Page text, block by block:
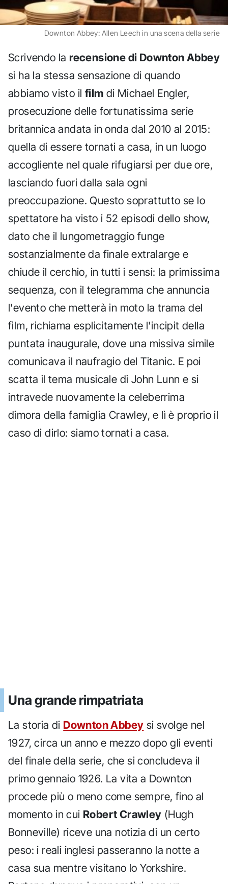
Downton Abbey: Allen Leech in una scena della serie
Scrivendo la recensione di Downton Abbey
si ha la stessa sensazione di quando
abbiamo visto il film di Michael Engler,
prosecuzione delle fortunatissima serie
britannica andata in onda dal 2010 al 2015:
quella di essere tornati a casa, in un luogo
accogliente nel quale rifugiarsi per due ore,
lasciando fuori dalla sala ogni
preoccupazione. Questo soprattutto se lo
spettatore ha visto i 52 episodi dello show,
dato che il lungometraggio funge
sostanzialmente da finale extralarge e
chiude il cerchio, in tutti i sensi: la primissima
sequenza, con il telegramma che annuncia
l'evento che metterà in moto la trama del
film, richiama esplicitamente l'incipit della
puntata inaugurale, dove una missiva simile
comunicava il naufragio del Titanic. E poi
scatta il tema musicale di John Lunn e si
intravede nuovamente la celeberrima
dimora della famiglia Crawley, e lì è proprio il
caso di dirlo: siamo tornati a casa.
Una grande rimpatriata
La storia di Downton Abbey si svolge nel
1927, circa un anno e mezzo dopo gli eventi
del finale della serie, che si concludeva il
primo gennaio 1926. La vita a Downton
procede più o meno come sempre, fino al
momento in cui Robert Crawley (Hugh
Bonneville) riceve una notizia di un certo
peso: i reali inglesi passeranno la notte a
casa sua mentre visitano lo Yorkshire.